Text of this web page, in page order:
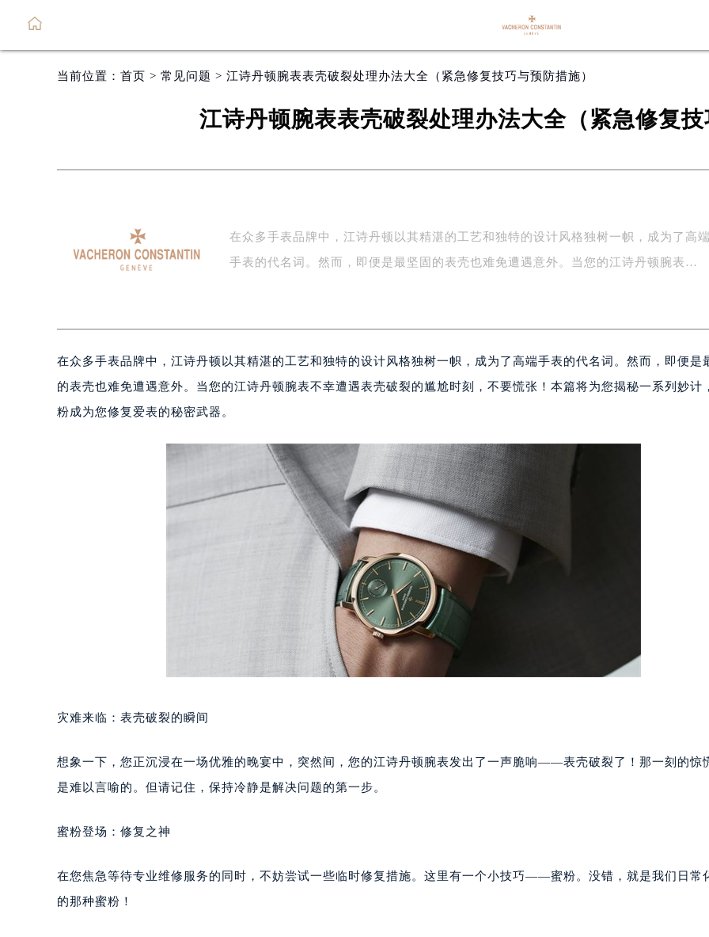
当前位置： 首页 > 常见问题 > 江诗丹顿腕表表壳破裂处理办法大全（紧急修复技巧与预防措施）
江诗丹顿腕表表壳破裂处理办法大全（紧急修复技
在众多手表品牌中，江诗丹顿以其精湛的工艺和独特的设计风格独树一帜，成为了高端
手表的代名词。然而，即便是最坚固的表壳也难免遭遇意外。当您的江诗丹顿腕表…
在众多手表品牌中，江诗丹顿以其精湛的工艺和独特的设计风格独树一帜，成为了高端手表的代名词。然而，即便是
的表壳也难免遭遇意外。当您的江诗丹顿腕表不幸遭遇表壳破裂的尴尬时刻，不要慌张！本篇将为您揭秘一系列妙计
粉成为您修复爱表的秘密武器。
灾难来临：表壳破裂的瞬间
想象一下，您正沉浸在一场优雅的晚宴中，突然间，您的江诗丹顿腕表发出了一声脆响——表壳破裂了！那一刻的惊
是难以言喻的。但请记住，保持冷静是解决问题的第一步。
蜜粉登场：修复之神
在您焦急等待专业维修服务的同时，不妨尝试一些临时修复措施。这里有一个小技巧——蜜粉。没错，就是我们日常
的那种蜜粉！